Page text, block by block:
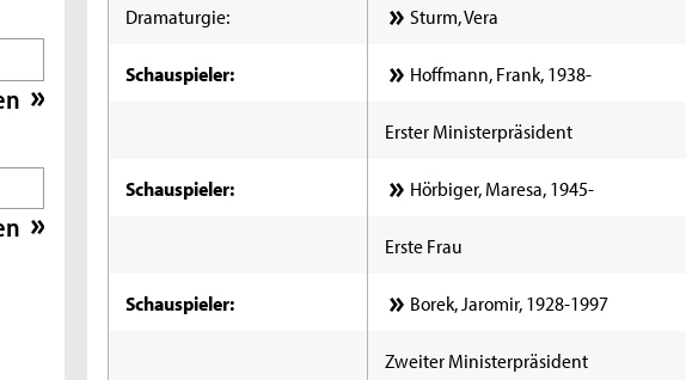
Dramaturgie: Sturm, Vera
Schauspieler: Hoffmann, Frank, 1938-
Erster Ministerpräsident
Schauspieler: Hörbiger, Maresa, 1945-
Erste Frau
Schauspieler: Borek, Jaromir, 1928-1997
Zweiter Ministerpräsident